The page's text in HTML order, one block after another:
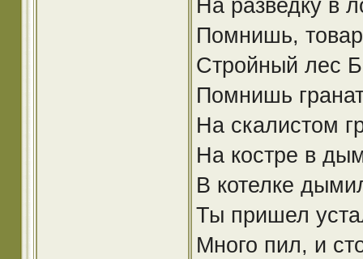
На разведку в
Помнишь,
Стройный лес
Пoмнишь
На скалистом
На костре в
В котелке
Ты пришел
Много пил, и